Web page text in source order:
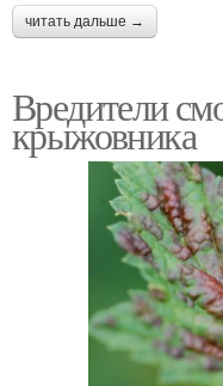
читать дальше →
Вредители
крыжовника